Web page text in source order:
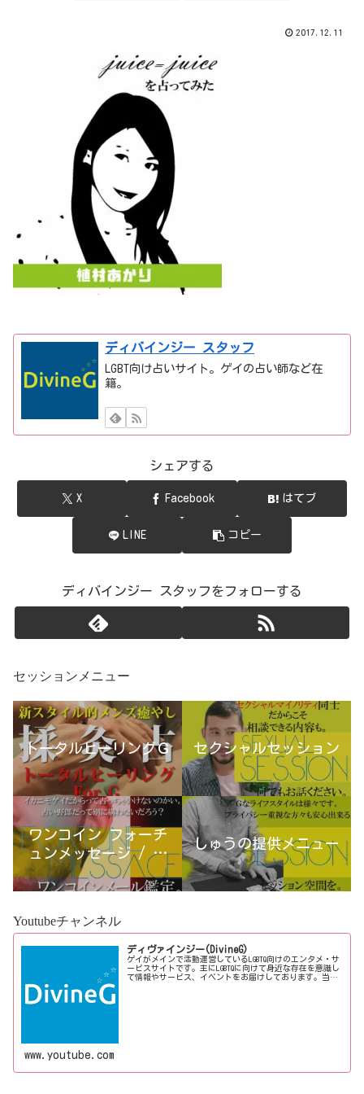
2017.12.11
ディバインジー スタッフ
LGBT向け占いサイト。ゲイの占い師など在
籍。
シェアする
X Facebook はてブ
LINE コピー
ディバインジー スタッフをフォローする
セッションメニュー
トータルヒーリングＧ セクシャルセッション
ワンコイン フォーチ
ュンメッセージ / 古
宮優雨
しゅうの提供メニュー
Youtubeチャンネル
ディヴァインジー(DivineG)
ゲイがメインで活動運営しているLGBTQ向けのエンタメ・サ
ービスサイトです。主にLGBTQに向けて身近な存在を意識し
て情報やサービス、イベントをお届けしております。当事
www.youtube.com